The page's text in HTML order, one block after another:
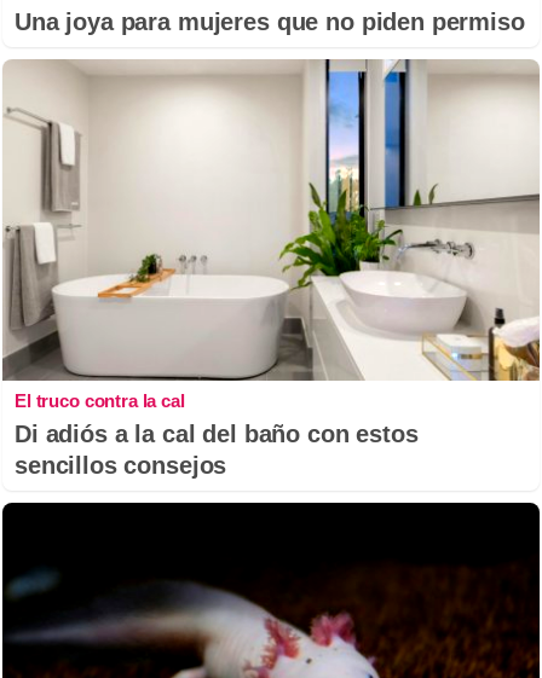
Una joya para mujeres que no piden permiso
El truco contra la cal
Di adiós a la cal del baño con estos
sencillos consejos